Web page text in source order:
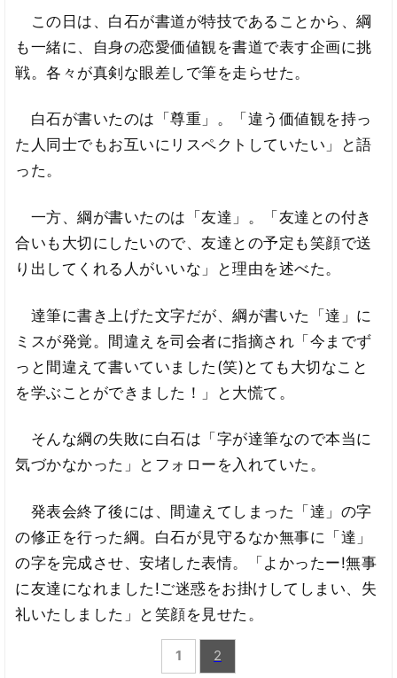
この日は、白石が書道が特技であることから、綱
も一緒に、自身の恋愛価値観を書道で表す企画に挑
戦。各々が真剣な眼差しで筆を走らせた。
白石が書いたのは「尊重」。「違う価値観を持っ
た人同士でもお互いにリスペクトしていたい」と語
った。
一方、綱が書いたのは「友達」。「友達との付き
合いも大切にしたいので、友達との予定も笑顔で送
り出してくれる人がいいな」と理由を述べた。
達筆に書き上げた文字だが、綱が書いた「達」に
ミスが発覚。間違えを司会者に指摘され「今までず
っと間違えて書いていました(笑)とても大切なこと
を学ぶことができました！」と大慌て。
そんな綱の失敗に白石は「字が達筆なので本当に
気づかなかった」とフォローを入れていた。
発表会終了後には、間違えてしまった「達」の字
の修正を行った綱。白石が見守るなか無事に「達」
の字を完成させ、安堵した表情。「よかったー!無事
に友達になれました!ご迷惑をお掛けしてしまい、失
礼いたしました」と笑顔を見せた。
1 2